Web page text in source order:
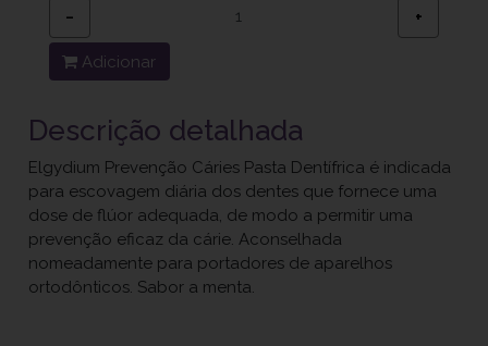
− +
Adicionar
Descrição detalhada
Elgydium Prevenção Cáries Pasta Dentífrica é indicada
para escovagem diária dos dentes que fornece uma
dose de flúor adequada, de modo a permitir uma
prevenção eficaz da cárie. Aconselhada
nomeadamente para portadores de aparelhos
ortodônticos. Sabor a menta.